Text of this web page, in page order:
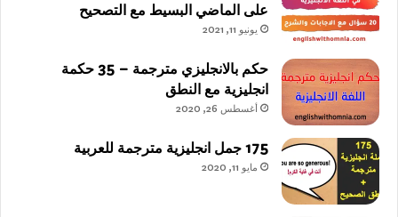
على الماضي البسيط مع التصحيح
يونيو 11, 2021
حكم بالانجليزي مترجمة – 35 حكمة
انجليزية مع النطق
أغسطس 26, 2020
175 جمل انجليزية مترجمة للعربية
مايو 11, 2020